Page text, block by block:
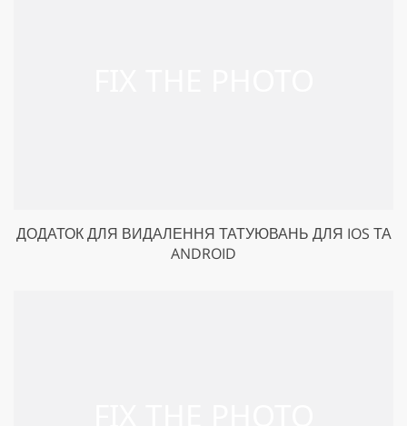
ДОДАТОК ДЛЯ ВИДАЛЕННЯ ТАТУЮВАНЬ ДЛЯ IOS ТА
ANDROID